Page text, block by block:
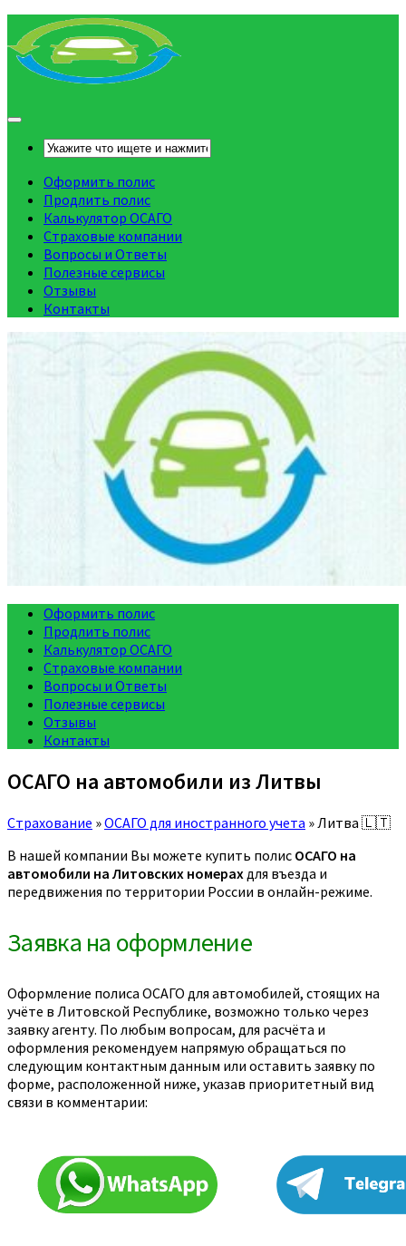
Оформить полис
Продлить полис
Калькулятор ОСАГО
Страховые компании
Вопросы и Ответы
Полезные сервисы
Отзывы
Контакты
Оформить полис
Продлить полис
Калькулятор ОСАГО
Страховые компании
Вопросы и Ответы
Полезные сервисы
Отзывы
Контакты
ОСАГО на автомобили из Литвы
Страхование »ОСАГО для иностранного учета » Литва 🇱🇹
В нашей компании Вы можете купить полис ОСАГО на
автомобили на Литовских номерах для въезда и
передвижения по территории России в онлайн-режиме.
Заявка на оформление
Оформление полиса ОСАГО для автомобилей, стоящих на
учёте в Литовской Республике, возможно только через
заявку агенту. По любым вопросам, для расчёта и
оформления рекомендуем напрямую обращаться по
следующим контактным данным или оставить заявку по
форме, расположенной ниже, указав приоритетный вид
связи в комментарии: